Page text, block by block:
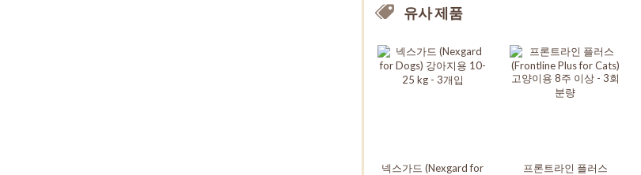
유사 제품
넥스가드 (Nexgard for
프론트라인 플러스